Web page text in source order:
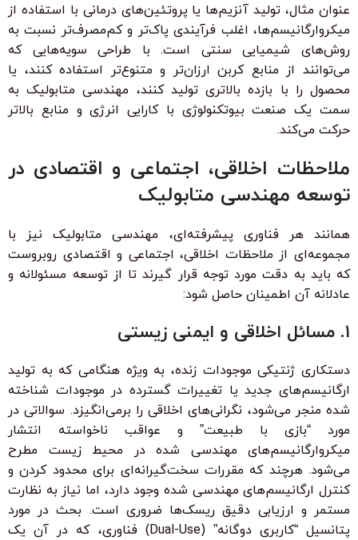
عنوان مثال، تولید آنزیم‌ها یا پروتئین‌های درمانی با استفاده از
میکروارگانیسم‌ها، اغلب فرآیندی پاک‌تر و کم‌مصرف‌تر نسبت به
روش‌های شیمیایی سنتی است. با طراحی سویه‌هایی که
می‌توانند از منابع کربن ارزان‌تر و متنوع‌تر استفاده کنند، یا
محصول را با بازده بالاتری تولید کنند، مهندسی متابولیک به
سمت یک صنعت بیوتکنولوژی با کارایی انرژی و منابع بالاتر
حرکت می‌کند.
ملاحظات اخلاقی، اجتماعی و اقتصادی در
توسعه مهندسی متابولیک
همانند هر فناوری پیشرفته‌ای، مهندسی متابولیک نیز با
مجموعه‌ای از ملاحظات اخلاقی، اجتماعی و اقتصادی روبروست
که باید به دقت مورد توجه قرار گیرند تا از توسعه مسئولانه و
عادلانه آن اطمینان حاصل شود:
۱. مسائل اخلاقی و ایمنی زیستی
دستکاری ژنتیکی موجودات زنده، به ویژه هنگامی که به تولید
ارگانیسم‌های جدید یا تغییرات گسترده در موجودات شناخته
شده منجر می‌شود، نگرانی‌های اخلاقی را برمی‌انگیزد. سوالاتی در
مورد “بازی با طبیعت” و عواقب ناخواسته انتشار
میکروارگانیسم‌های مهندسی شده در محیط زیست مطرح
می‌شود. هرچند که مقررات سخت‌گیرانه‌ای برای محدود کردن و
کنترل ارگانیسم‌های مهندسی شده وجود دارد، اما نیاز به نظارت
مستمر و ارزیابی دقیق ریسک‌ها ضروری است. بحث در مورد
پتانسیل “کاربری دوگانه” (Dual-Use) فناوری، که در آن یک